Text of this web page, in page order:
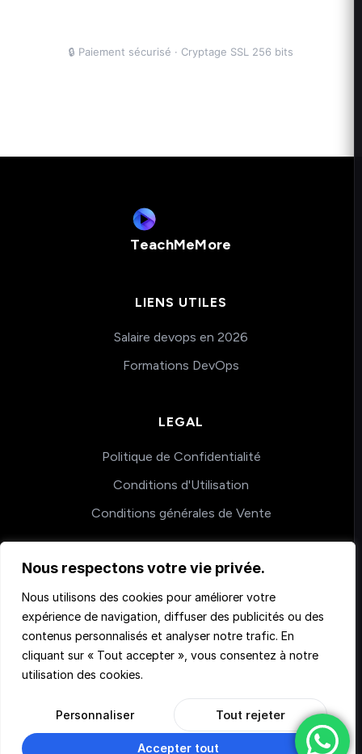
Nous respectons votre vie privée.
Nous utilisons des cookies pour améliorer votre
expérience de navigation, diffuser des publicités ou des
contenus personnalisés et analyser notre trafic. En
cliquant sur « Tout accepter », vous consentez à notre
utilisation des cookies.
Personnaliser Tout rejeter
Accepter tout
TeachMeMore
LIENS UTILES
Salaire devops en 2026
Formations DevOps
LEGAL
Politique de Confidentialité
Conditions d'Utilisation
Conditions générales de Vente
COACHING
Nos accompagnements
© 2026 Teachmemore. Tous droits réservés.